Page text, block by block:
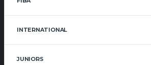
INTERNATIONAL
JUNIORS